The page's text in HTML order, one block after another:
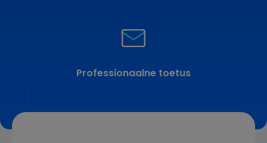
Professionaalne toetus